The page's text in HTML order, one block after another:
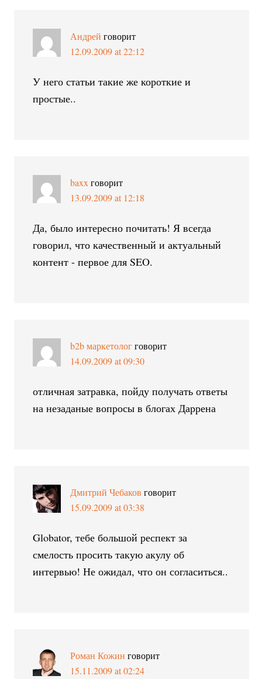
Андрей говорит
12.09.2009 at 22:12
У него статьи такие же короткие и
простые..
baxx говорит
13.09.2009 at 12:18
Да, было интересно почитать! Я всегда
говорил, что качественный и актуальный
контент - первое для SEO.
b2b маркетолог говорит
14.09.2009 at 09:30
отличная затравка, пойду получать ответы
на незаданые вопросы в блогах Даррена
Дмитрий Чебаков говорит
15.09.2009 at 03:38
Globator, тебе большой респект за
смелость просить такую акулу об
интервью! Не ожидал, что он согласиться..
Роман Кожин говорит
15.11.2009 at 02:24